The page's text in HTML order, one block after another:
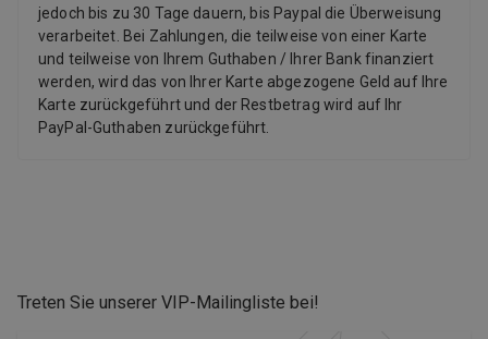
jedoch bis zu 30 Tage dauern, bis Paypal die Überweisung
verarbeitet. Bei Zahlungen, die teilweise von einer Karte
und teilweise von Ihrem Guthaben / Ihrer Bank finanziert
werden, wird das von Ihrer Karte abgezogene Geld auf Ihre
Karte zurückgeführt und der Restbetrag wird auf Ihr
PayPal-Guthaben zurückgeführt.
Treten Sie unserer VIP-Mailingliste bei!